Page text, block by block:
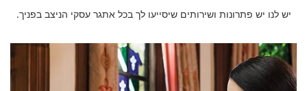
יש לנו יש פתרונות ושירותים שיסייעו לך בכל אתגר עסקי הניצב בפניך.